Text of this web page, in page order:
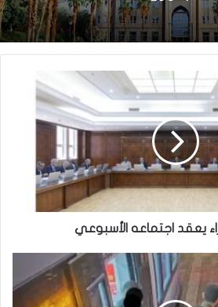
الجمهورية
أربع ولايات(مقاييس)
يعقد اجتماعه الأسبوعي